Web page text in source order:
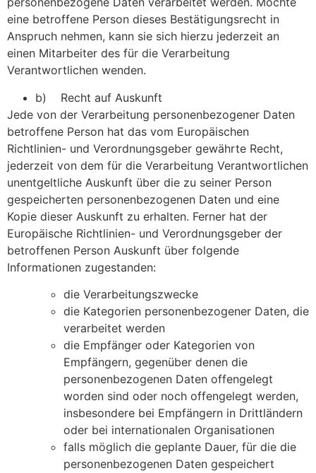
eine betroffene Person dieses Bestätigungsrecht in
Anspruch nehmen, kann sie sich hierzu jederzeit an
einen Mitarbeiter des für die Verarbeitung
Verantwortlichen wenden.
b) Recht auf Auskunft
Jede von der Verarbeitung personenbezogener Daten
betroffene Person hat das vom Europäischen
Richtlinien- und Verordnungsgeber gewährte Recht,
jederzeit von dem für die Verarbeitung Verantwortlichen
unentgeltliche Auskunft über die zu seiner Person
gespeicherten personenbezogenen Daten und eine
Kopie dieser Auskunft zu erhalten. Ferner hat der
Europäische Richtlinien- und Verordnungsgeber der
betroffenen Person Auskunft über folgende
Informationen zugestanden:
die Verarbeitungszwecke
die Kategorien personenbezogener Daten, die
verarbeitet werden
die Empfänger oder Kategorien von
Empfängern, gegenüber denen die
personenbezogenen Daten offengelegt
worden sind oder noch offengelegt werden,
insbesondere bei Empfängern in Drittländern
oder bei internationalen Organisationen
falls möglich die geplante Dauer, für die die
personenbezogenen Daten gespeichert